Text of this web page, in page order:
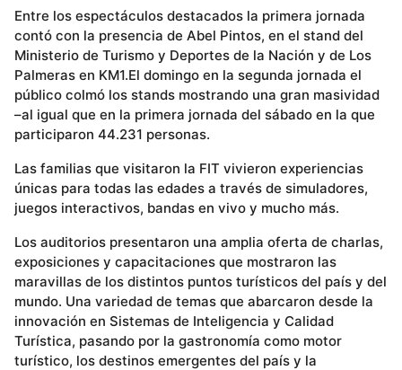
Entre los espectáculos destacados la primera jornada
contó con la presencia de Abel Pintos, en el stand del
Ministerio de Turismo y Deportes de la Nación y de Los
Palmeras en KM1.El domingo en la segunda jornada el
público colmó los stands mostrando una gran masividad
–al igual que en la primera jornada del sábado en la que
participaron 44.231 personas.
Las familias que visitaron la FIT vivieron experiencias
únicas para todas las edades a través de simuladores,
juegos interactivos, bandas en vivo y mucho más.
Los auditorios presentaron una amplia oferta de charlas,
exposiciones y capacitaciones que mostraron las
maravillas de los distintos puntos turísticos del país y del
mundo. Una variedad de temas que abarcaron desde la
innovación en Sistemas de Inteligencia y Calidad
Turística, pasando por la gastronomía como motor
turístico, los destinos emergentes del país y la